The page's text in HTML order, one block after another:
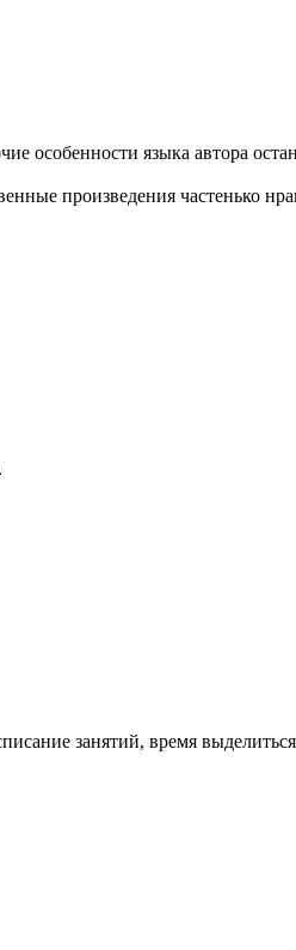
особенности языка автора
произведения частенько
занятий, время